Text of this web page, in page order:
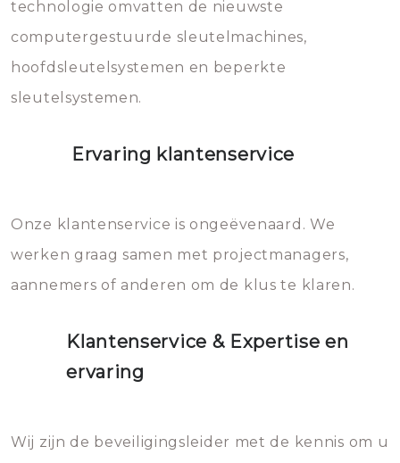
technologie omvatten de nieuwste
computergestuurde sleutelmachines,
hoofdsleutelsystemen en beperkte
sleutelsystemen.
Ervaring klantenservice
Onze klantenservice is ongeëvenaard. We
werken graag samen met projectmanagers,
aannemers of anderen om de klus te klaren.
Klantenservice & Expertise en
ervaring
Wij zijn de beveiligingsleider met de kennis om u